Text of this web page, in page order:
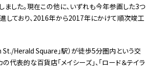
ました。現在この他に、いずれも今年参画した3つ
しており、2016年から2017年にかけて順次竣工
St./Herald Square」駅）が徒歩5分圏内という交
代表的な百貨店「メイシーズ」、「ロード＆テイラ